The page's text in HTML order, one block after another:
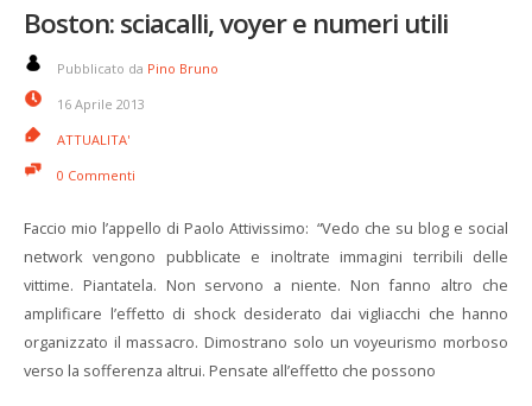
Boston: sciacalli, voyer e numeri utili
Pubblicato da Pino Bruno
16 Aprile 2013
ATTUALITA'
0 Commenti
Faccio mio l’appello di Paolo Attivissimo: “Vedo che su blog e social
network vengono pubblicate e inoltrate immagini terribili delle
vittime. Piantatela. Non servono a niente. Non fanno altro che
amplificare l’effetto di shock desiderato dai vigliacchi che hanno
organizzato il massacro. Dimostrano solo un voyeurismo morboso
verso la sofferenza altrui. Pensate all’effetto che possono